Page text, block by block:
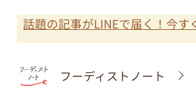
話題の記事がLINEで届く！今す
フーディストノート